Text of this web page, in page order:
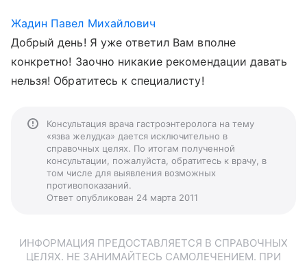
Жадин Павел Михайлович
Добрый день! Я уже ответил Вам вполне
конкретно! Заочно никакие рекомендации давать
нельзя! Обратитесь к специалисту!
Консультация врача гастроэнтеролога на тему
«язва желудка» дается исключительно в
справочных целях. По итогам полученной
консультации, пожалуйста, обратитесь к врачу, в
том числе для выявления возможных
противопоказаний.
Ответ опубликован 24 марта 2011
ИНФОРМАЦИЯ ПРЕДОСТАВЛЯЕТСЯ В СПРАВОЧНЫХ
ЦЕЛЯХ. НЕ ЗАНИМАЙТЕСЬ САМОЛЕЧЕНИЕМ. ПРИ